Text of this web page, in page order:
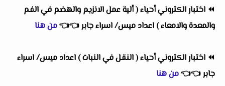
⏪ اختبار الكتروني أحياء ( ألية عمل الانزيم والهضم في الفم
والمعدة والامعاء ) اعداد ميس/ اسراء جابر👈
👈من هنا
⏪ اختبار الكتروني أحياء ( النقل في النبات ) اعداد ميس/ اسراء
جابر👈
👈من هنا